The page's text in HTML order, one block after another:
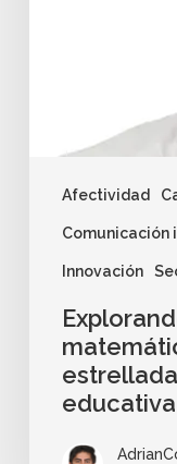
Afectividad
Comunicación
Innovación